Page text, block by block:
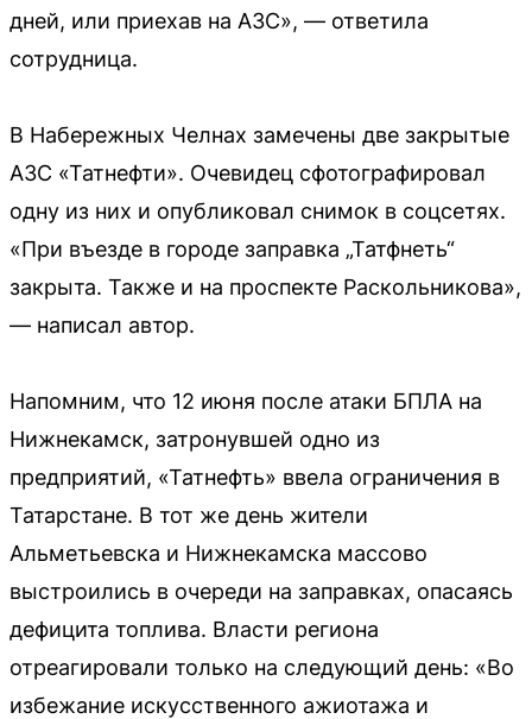
дней, или приехав на АЗС», — ответила
сотрудница.
В Набережных Челнах замечены две закрытые
АЗС «Татнефти». Очевидец сфотографировал
одну из них и опубликовал снимок в соцсетях.
«При въезде в городе заправка „Татфнеть“
закрыта. Также и на проспекте Раскольникова»,
— написал автор.
Напомним, что 12 июня после атаки БПЛА на
Нижнекамск, затронувшей одно из
предприятий, «Татнефть» ввела ограничения в
Татарстане. В тот же день жители
Альметьевска и Нижнекамска массово
выстроились в очереди на заправках, опасаясь
дефицита топлива. Власти региона
отреагировали только на следующий день: «Во
избежание искусственного ажиотажа и